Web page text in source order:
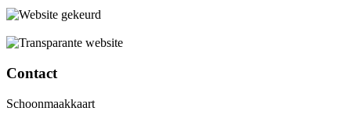
Contact
Schoonmaakkaart